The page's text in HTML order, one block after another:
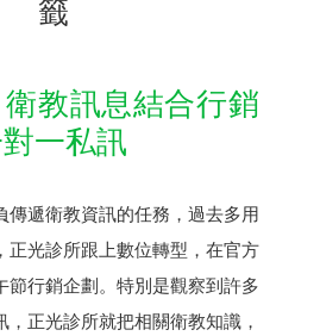
籤
教訊息結合行銷
一私訊
傳遞衛教資訊的任務，過去多用
正光診所跟上數位轉型，在官方
節行銷企劃。特別是觀察到許多
，正光診所就把相關衛教知識，